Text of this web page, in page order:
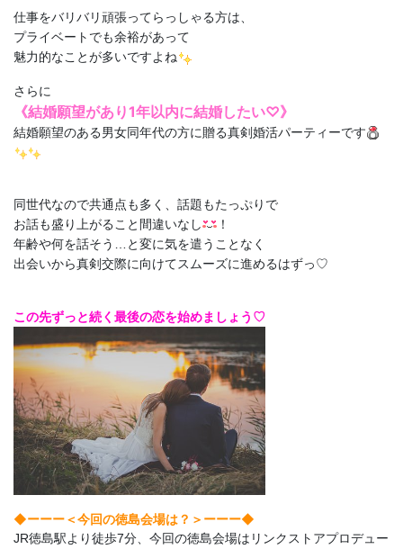
仕事をバリバリ頑張ってらっしゃる方は、
プライベートでも余裕があって
魅力的なことが多いですよね
さらに
《結婚願望があり1年以内に結婚したい♡》
結婚願望のある男女同年代の方に贈る真剣婚活パーティーです
同世代なので共通点も多く、話題もたっぷりで
お話も盛り上がること間違いなし
！
年齢や何を話そう…と変に気を遣うことなく
出会いから真剣交際に向けてスムーズに進めるはずっ♡
この先ずっと続く最後の恋を始めましょう♡
◆ーーー＜今回の徳島会場は？＞ ーーー◆
JR徳島駅より徒歩7分、今回の徳島会場はリンクストアプロデュー